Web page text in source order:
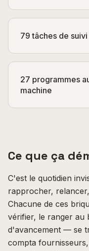
79 tâches de
27 programmes
machine
Ce que ça
C'est le quotidien
rapprocher,
Chacune de ces
vérifier, le ranger au
d'avancement — se
compta